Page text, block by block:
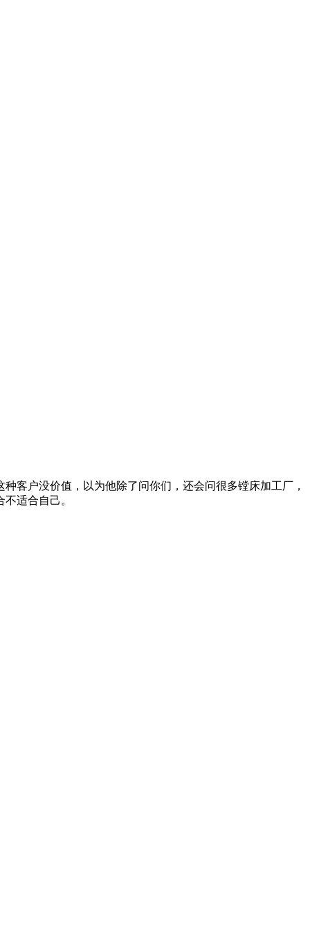
客户没价值，以为他除了问你们，还会问很多镗床加工厂，
适合自己。